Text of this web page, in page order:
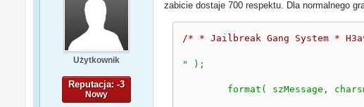
Użytkownik
Reputacja: -3
Nowy
zabicie dostaje 700 respektu. Dla normalnego
/* * Jailbreak Gang System *
" );
format( szMessage,